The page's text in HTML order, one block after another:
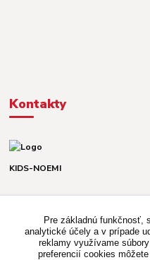
Kontakty
KIDS-NOEMI
(Po-Pia, 8-16 hod.)
kidsnoemi.shop@gmail.com
Pre základnú funkčnosť,
analytické účely a v prípade
reklamy využívame
preferencií cookies